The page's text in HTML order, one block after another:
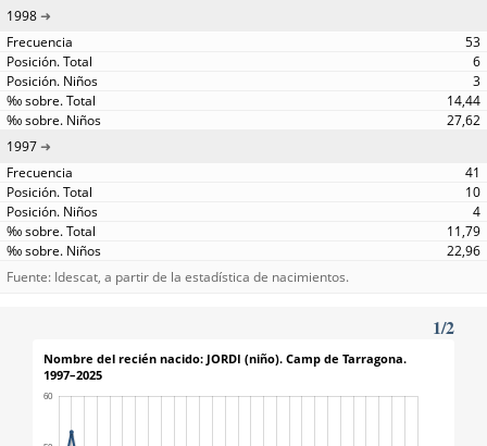
1998
53
6
3
14,44
27,62
1997
41
10
4
11,79
22,96
Fuente: Idescat, a partir de la estadística de nacimientos.